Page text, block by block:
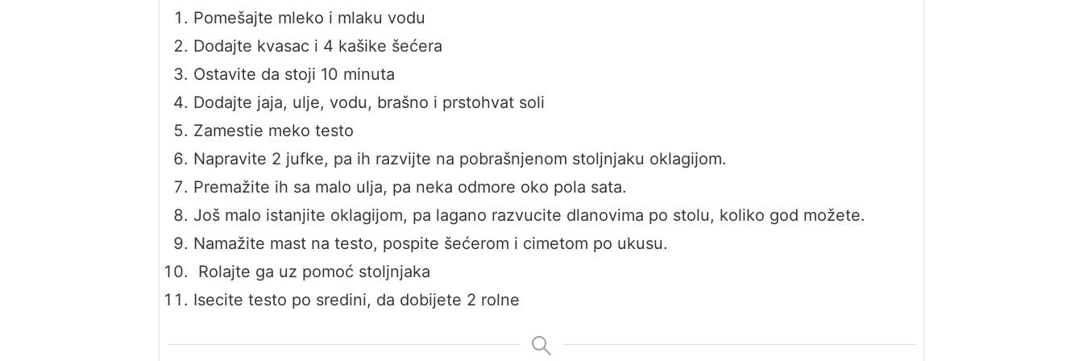
Pomešajte mleko i mlaku vodu
Dodajte kvasac i 4 kašike šećera
Ostavite da stoji 10 minuta
Dodajte jaja, ulje, vodu, brašno i prstohvat soli
Zamestie meko testo
Napravite 2 jufke, pa ih razvijte na pobrašnjenom stoljnjaku oklagijom.
Premažite ih sa malo ulja, pa neka odmore oko pola sata.
Još malo istanjite oklagijom, pa lagano razvucite dlanovima po stolu, koliko god možete.
Namažite mast na testo, pospite šećerom i cimetom po ukusu.
Rolajte ga uz pomoć stoljnjaka
Isecite testo po sredini, da dobijete 2 rolne